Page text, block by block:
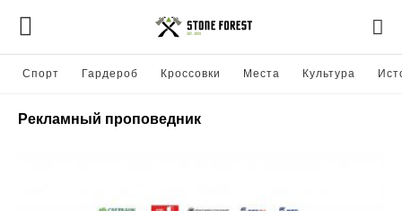
Спорт Гардероб Кроссовки Места Культура
Рекламный проповедник